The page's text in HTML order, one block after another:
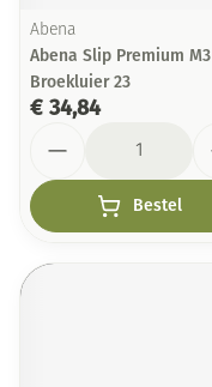
Abena
Abena Slip Premium M3
Broekluier 23
€ 34,84
Bestel